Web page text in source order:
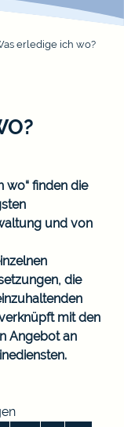
erledige ich wo?
wo“ finden die
und von
die
mit den
Angebot an